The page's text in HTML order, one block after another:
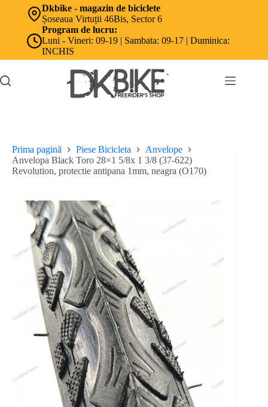
Dkbike - magazin de biciclete
Șoseaua Virtuții 46Bis, Sector 6
Program de lucru:
Luni - Vineri: 09-19 | Sambata: 09-17 | Duminica:
INCHIS
Prima pagină Piese Bicicleta
Anvelope
Anvelopa Black Toro 28×1 5/8x 1 3/8 (37-622)
Revolution, protectie antipana 1mm, neagra (O170)